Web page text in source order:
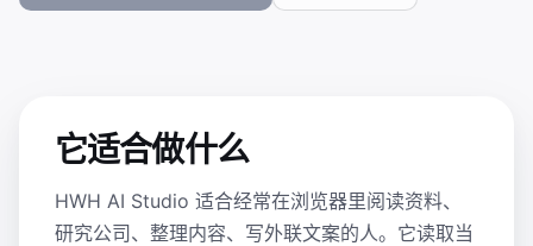
它适合做什么
HWH AI Studio 适合经常在浏览器里阅读资料、
研究公司、整理内容、写外联文案的人。它读取当